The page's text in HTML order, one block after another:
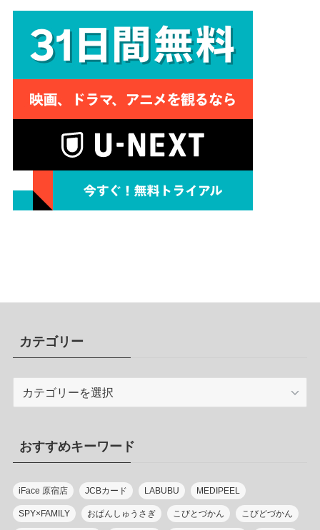
カテゴリー
リ
ー
おすすめキーワード
iFace 原宿店 JCBカード LABUBU MEDIPEEL
SPY×FAMILY おぱんしゅうさぎ こびとづかん こびどづかん